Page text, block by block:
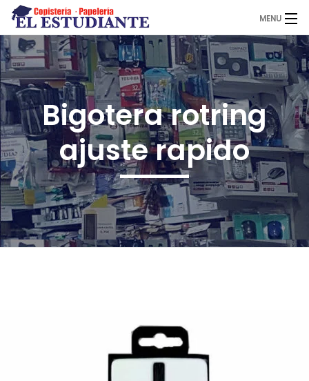
MENU
El Estudiante
Copistería
Papelería
Servicios
Bigotera rotring
ajuste rapido